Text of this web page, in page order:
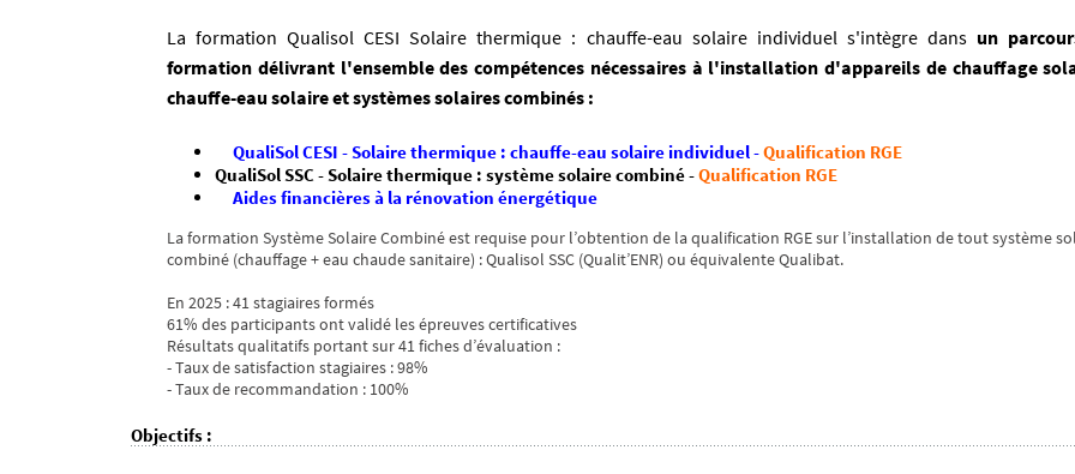
La formation Qualisol CESI Solaire thermique : chauffe-eau solaire individuel s'intègre dans un
formation délivrant l'ensemble des compétences nécessaires à l'installation d'appareils de chauffage
chauffe-eau solaire et systèmes solaires combinés :
QualiSol CESI - Solaire thermique : chauffe-eau solaire individuel -Qualification RGE
QualiSol SSC - Solaire thermique : système solaire combiné -Qualification RGE
Aides financières à la rénovation énergétique
La formation Système Solaire Combiné est requise pour l’obtention de la qualification RGE sur l’installation de tout système
combiné (chauffage + eau chaude sanitaire) : Qualisol SSC (Qualit’ENR) ou équivalente Qualibat.
En 2025 : 41 stagiaires formés
61% des participants ont validé les épreuves certificatives
Résultats qualitatifs portant sur 41 fiches d’évaluation :
- Taux de satisfaction stagiaires : 98%
- Taux de recommandation : 100%
Objectifs :